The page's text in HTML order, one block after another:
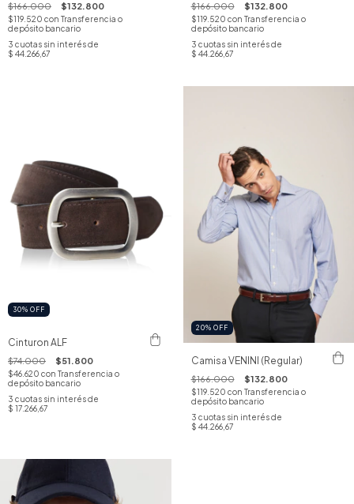
$166.000 $132.800
$119.520 con Transferencia o
depósito bancario
3 cuotas sin interés de
$ 44.266,67
$166.000 $132.800
$119.520 con Transferencia o
depósito bancario
3 cuotas sin interés de
$ 44.266,67
30% OFF
Cinturon ALF
$74.000 $51.800
$46.620 con Transferencia o
depósito bancario
3 cuotas sin interés de
$ 17.266,67
20% OFF
Camisa VENINI (Regular)
$166.000 $132.800
$119.520 con Transferencia o
depósito bancario
3 cuotas sin interés de
$ 44.266,67